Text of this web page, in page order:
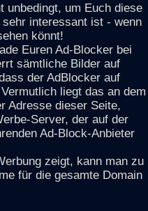
unbedingt, um Euch diese
interessant ist - wenn
könnt!
Euren Ad-Blocker bei
sämtliche Bilder auf
der AdBlocker auf
liegt das an dem
Adresse dieser Seite,
Server, der auf der
Ad-Block-Anbieter
zeigt, kann man zu
für die gesamte Domain